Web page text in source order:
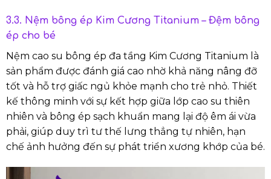
3.3. Nệm bông ép Kim Cương Titanium – Đệm bông
ép cho bé
Nệm cao su bông ép đa tầng Kim Cương Titanium là
sản phẩm được đánh giá cao nhờ khả năng nâng đỡ
tốt và hỗ trợ giấc ngủ khỏe mạnh cho trẻ nhỏ. Thiết
kế thông minh với sự kết hợp giữa lớp cao su thiên
nhiên và bông ép sạch khuẩn mang lại độ êm ái vừa
phải, giúp duy trì tư thế lưng thẳng tự nhiên, hạn
chế ảnh hưởng đến sự phát triển xương khớp của bé.